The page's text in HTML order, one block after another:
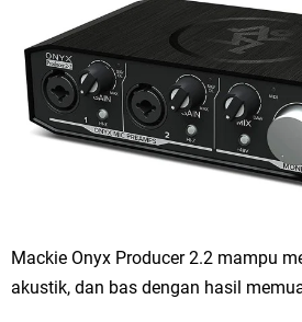
Mackie Onyx Producer 2.2 mampu
akustik, dan bas dengan hasil